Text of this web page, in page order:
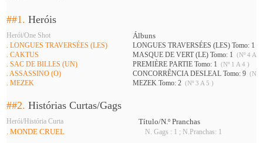
##1.Heróis
Herói/One Shot Álbuns
. LONGUES TRAVERSÉES (LES) LONGUES TRAVERSÉES (LES) Tomo: 1
. CAKTUS MASQUE DE VERT (LE) Tomo: 1 (Nº 4 A 5
. SAC DE BILLES (UN) PREMIÈRE PARTIE Tomo: 1 (Nº 1 A 4 )
. ASSASSINO (O) CONCORRÊNCIA DESLEAL Tomo: 9 (Nº
. MEZEK MEZEK Tomo: 2 (Nº 3 A 5 )
##2.Histórias Curtas/Gags
Herói/História Curta
Título/N.º Pranchas
. MONDE CRUEL
N. Gags : 1 ; N.Pranchas: 1